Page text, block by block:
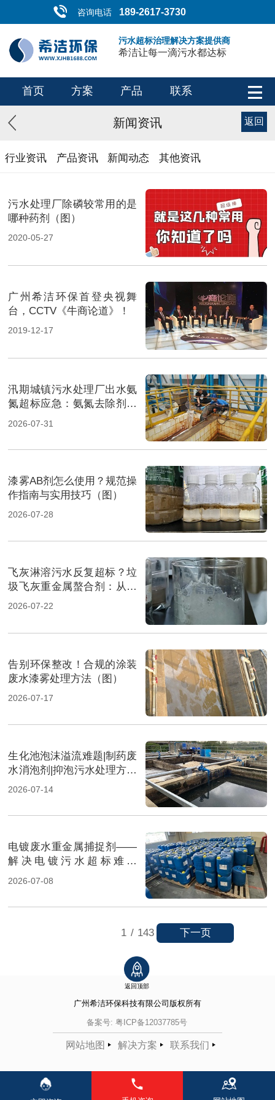
咨询电话 189-2617-3730
污水超标治理解决方案提供商
希洁让每一滴污水都达标
首页 方案 产品 联系
新闻资讯 返回
行业资讯 产品资讯 新闻动态 其他资讯
污水处理厂除磷较常用的是
哪种药剂（图）
2020-05-27
广州希洁环保首登央视舞
台，CCTV《牛商论道》！
2019-12-17
汛期城镇污水处理厂出水氨
氮超标应急：氨氮去除剂投
加方法及实操指南（图）
2026-07-31
漆雾AB剂怎么使用？规范操
作指南与实用技巧（图）
2026-07-28
飞灰淋溶污水反复超标？垃
圾飞灰重金属螯合剂：从源
头实现固液双达标（图）
2026-07-22
告别环保整改！合规的涂装
废水漆雾处理方法（图）
2026-07-17
生化池泡沫溢流难题|制药废
水消泡剂|抑泡污水处理方案
（图）
2026-07-14
电镀废水重金属捕捉剂——
解决电镀污水超标难题
（图）
2026-07-08
1 / 143 下一页
返回顶部
广州希洁环保科技有限公司 版权所有
备案号: 粤ICP备12037785号
网站地图 解决方案 联系我们